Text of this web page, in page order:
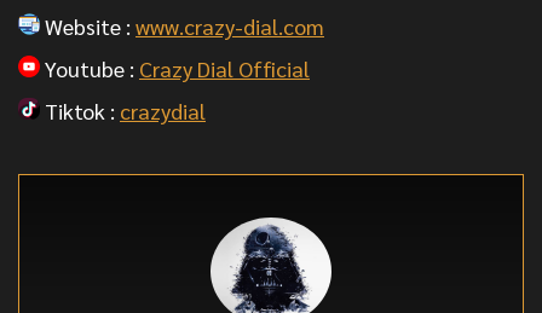
Website : www.crazy-dial.com
Youtube : Crazy Dial Official
Tiktok : crazydial